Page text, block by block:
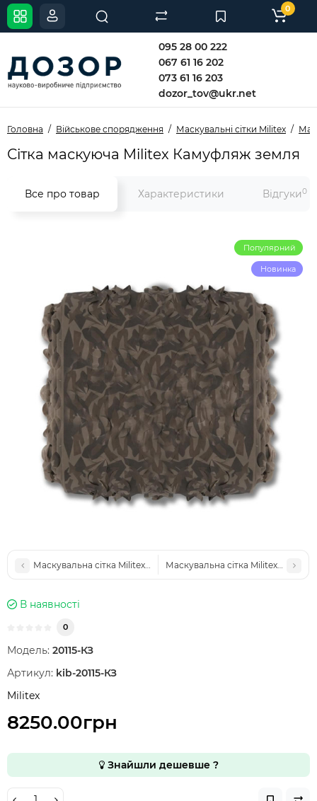
095 28 00 222
067 61 16 202
073 61 16 203
dozor_tov@ukr.net
0
Головна Військове спорядження Маскувальні сітки Militex
Сітка маскуюча Militex Камуфляж земля
Все про товар Характеристики Відгуки0
Популярний
Новинка
Маскувальна сітка Militex Камуфляж земля індивідуального
Маскувальна сітка Militex
В наявності
0
Модель: 20115-КЗ
Артикул: kib-20115-КЗ
Militex
8250.00грн
Знайшли дешевше ?